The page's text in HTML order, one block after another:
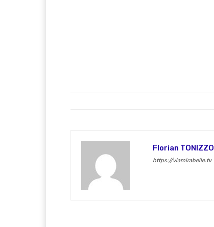
Florian TONIZZO
https://viamirabelle.tv